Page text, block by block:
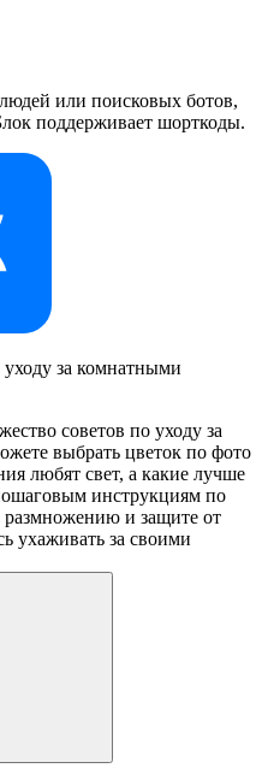
или поисковых ботов,
поддерживает шорткоды.
за комнатными
советов по уходу за
выбрать цветок по фото
любят свет, а какие лучше
инструкциям по
размножению и защите от
ухаживать за своими